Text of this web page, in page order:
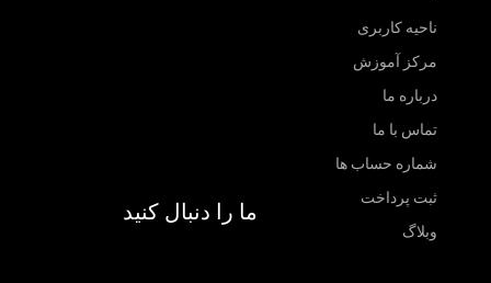
ناحیه کاربری
مرکز آموزش
درباره ما
تماس با ما
شماره حساب ها
ثبت پرداخت
وبلاگ
ما را دنبال کنید